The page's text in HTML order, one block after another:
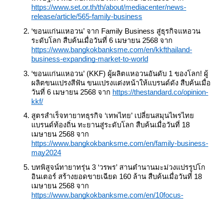
https://www.set.or.th/th/about/mediacenter/news-
release/article/565-family-business
‘ขอนแก่นแหอวน’ จาก Family Business สู่ธุรกิจแหอวน
https://www.bangkokbanksme.com/en/kkfthailand-
business-expanding-market-to-world
‘ขอนแก่นแหอวน’ (KKF) ผู้ผลิตแหอวนอันดับ 1 ของโลก! ผู้
ผลิตขนแปรงสีฟัน ขนแปรงแต่งหน้าให้แบรนด์ดัง สืบค้นเมื่อ
วันที่ 6 เมษายน 2568 จาก https://thestandard.co/opinion-
kkf/
สูตรสำเร็จทายาทธุรกิจ ‘เทพไทย’ เปลี่ยนสมุนไพรไทย
แบรนด์ท้องถิ่น ทะยานสู่ระดับโลก สืบค้นเมื่อวันที่ 18
https://www.bangkokbanksme.com/en/family-business-
may2024
บทพิสูจน์ทายาทรุ่น 3 ‘วรพร’ สานตำนานมะม่วงแปรรูปโก
อินเตอร์ สร้างยอดขายเฉียด 160 ล้าน สืบค้นเมื่อวันที่ 18
https://www.bangkokbanksme.com/en/10focus-